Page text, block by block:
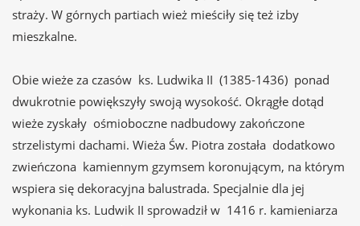
straży. W górnych partiach wież mieściły się też izby
mieszkalne.
Obie wieże za czasów ks. Ludwika II (1385-1436) ponad
dwukrotnie powiększyły swoją wysokość. Okrągłe dotąd
wieże zyskały ośmioboczne nadbudowy zakończone
strzelistymi dachami. Wieża Św. Piotra została dodatkowo
zwieńczona kamiennym gzymsem koronującym, na którym
wspiera się dekoracyjna balustrada. Specjalnie dla jej
wykonania ks. Ludwik II sprowadził w 1416 r. kamieniarza